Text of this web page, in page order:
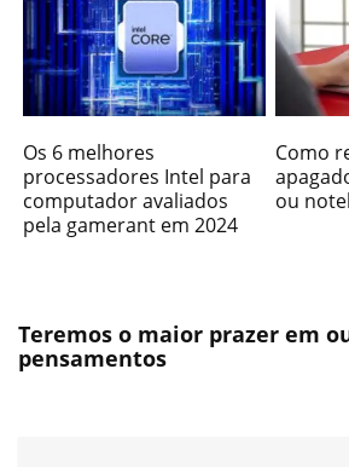
Os 6 melhores
processadores Intel para
computador avaliados
pela gamerant em 2024
Como
ou
Teremos o maior prazer em
pensamentos